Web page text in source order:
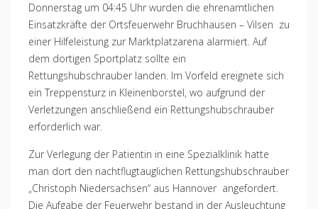
Donnerstag um 04:45 Uhr wurden die ehrenamtlichen
Einsatzkräfte der Ortsfeuerwehr Bruchhausen – Vilsen zu
einer Hilfeleistung zur Marktplatzarena alarmiert. Auf
dem dortigen Sportplatz sollte ein
Rettungshubschrauber landen. Im Vorfeld ereignete sich
ein Treppensturz in Kleinenborstel, wo aufgrund der
Verletzungen anschließend ein Rettungshubschrauber
erforderlich war.
Zur Verlegung der Patientin in eine Spezialklinik hatte
man dort den nachtflugtauglichen Rettungshubschrauber
„Christoph Niedersachsen“ aus Hannover angefordert.
Die Aufgabe der Feuerwehr bestand in der Ausleuchtung